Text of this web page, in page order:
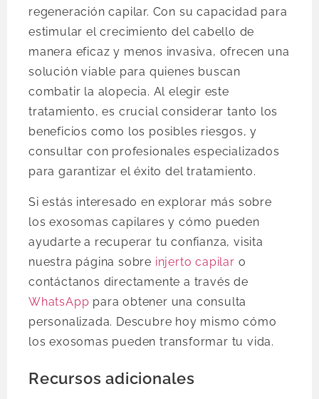
regeneración capilar. Con su capacidad para
estimular el crecimiento del cabello de
manera eficaz y menos invasiva, ofrecen una
solución viable para quienes buscan
combatir la alopecia. Al elegir este
tratamiento, es crucial considerar tanto los
beneficios como los posibles riesgos, y
consultar con profesionales especializados
para garantizar el éxito del tratamiento.
Si estás interesado en explorar más sobre
los exosomas capilares y cómo pueden
ayudarte a recuperar tu confianza, visita
nuestra página sobre injerto capilar o
contáctanos directamente a través de
WhatsApp para obtener una consulta
personalizada. Descubre hoy mismo cómo
los exosomas pueden transformar tu vida.
Recursos adicionales